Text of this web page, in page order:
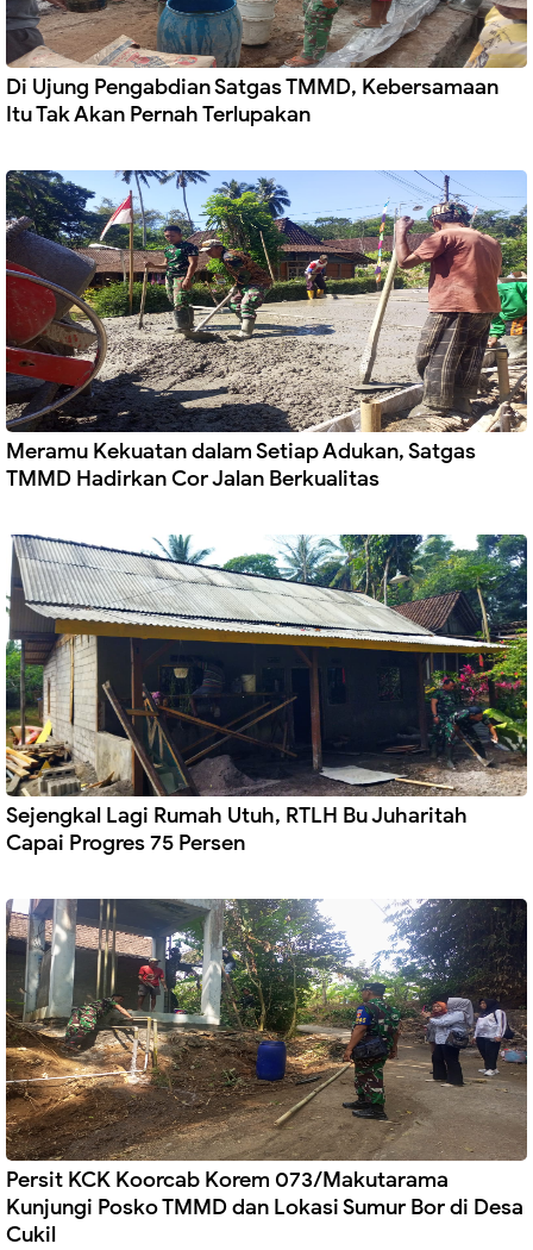
Di Ujung Pengabdian Satgas TMMD, Kebersamaan
Itu Tak Akan Pernah Terlupakan
Meramu Kekuatan dalam Setiap Adukan, Satgas
TMMD Hadirkan Cor Jalan Berkualitas
Sejengkal Lagi Rumah Utuh, RTLH Bu Juharitah
Capai Progres 75 Persen
Persit KCK Koorcab Korem 073/Makutarama
Kunjungi Posko TMMD dan Lokasi Sumur Bor di Desa
Cukil